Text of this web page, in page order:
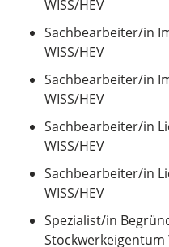
WISS/HEV
Sachbearbeiter/in
WISS/HEV
Sachbearbeiter/in
WISS/HEV
Sachbearbeiter/in
WISS/HEV
Sachbearbeiter/in
WISS/HEV
Spezialist/in
Stockwerkeigentum